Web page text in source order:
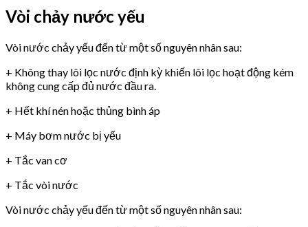
Vòi chảy nước yếu
Vòi nước chảy yếu đến từ một số nguyên nhân sau:
+ Không thay lõi lọc nước định kỳ khiến lõi lọc hoạt động kém
không cung cấp đủ nước đầu ra.
+ Hết khí nén hoặc thủng bình áp
+ Máy bơm nước bị yếu
+ Tắc van cơ
+ Tắc vòi nước
Vòi nước chảy yếu đến từ một số nguyên nhân sau: